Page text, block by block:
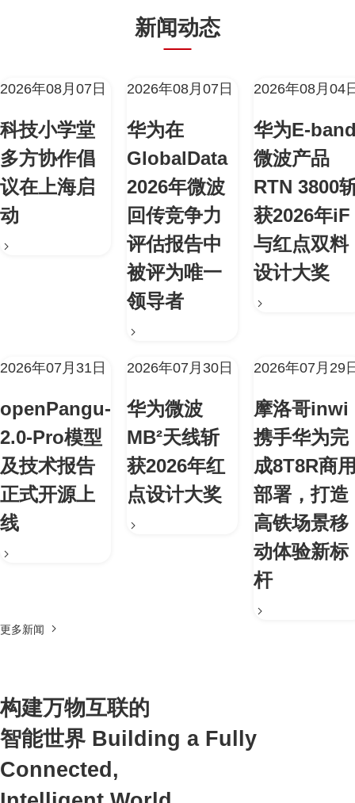
新闻动态
2026年08月07日
科技小学堂
多方协作倡
议在上海启
动
2026年08月07日
华为在
GlobalData
2026年微波
回传竞争力
评估报告中
被评为唯一
领导者
2026年08月04
华为E-
微波产品
RTN 3800
获2026年iF
与红点双料
设计大奖
2026年07月31日
openPangu-
2.0-Pro模型
及技术报告
正式开源上
线
2026年07月30日
华为微波
MB²天线斩
获2026年红
点设计大奖
2026年07月29
摩洛哥inwi
携手华为完
成8T8R商
部署，打造
高铁场景移
动体验新标
杆
更多新闻
构建万物互联的
智能世界 Building a Fully
Connected,